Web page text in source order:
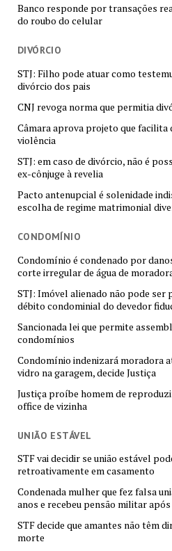
Banco responde por transações
do roubo do celular
DIVÓRCIO
STJ: Filho pode atuar como
divórcio dos pais
CNJ revoga norma que permitia
Câmara aprova projeto que facilita
violência
STJ: em caso de divórcio, não é
ex-cônjuge à revelia
Pacto antenupcial é solenidade
escolha de regime matrimonial
CONDOMÍNIO
Condomínio é condenado por
corte irregular de água de
STJ: Imóvel alienado não pode ser
débito condominial do devedor
Sancionada lei que permite
condomínios
Condomínio indenizará moradora
vidro na garagem, decide Justiça
Justiça proíbe homem de
office de vizinha
UNIÃO ESTÁVEL
STF vai decidir se união estável
retroativamente em casamento
Condenada mulher que fez falsa
anos e recebeu pensão militar
STF decide que amantes não têm
morte